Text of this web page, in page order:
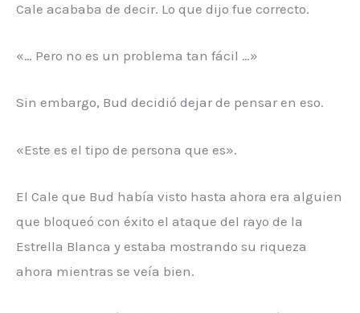
Cale acababa de decir. Lo que dijo fue correcto.
«… Pero no es un problema tan fácil …»
Sin embargo, Bud decidió dejar de pensar en eso.
«Este es el tipo de persona que es».
El Cale que Bud había visto hasta ahora era alguien
que bloqueó con éxito el ataque del rayo de la
Estrella Blanca y estaba mostrando su riqueza
ahora mientras se veía bien.